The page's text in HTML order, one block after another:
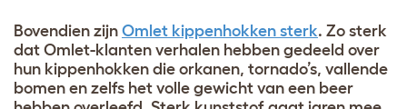
Bovendien zijn Omlet kippenhokken sterk. Zo sterk
dat Omlet-klanten verhalen hebben gedeeld over
hun kippenhokken die orkanen, tornado’s, vallende
bomen en zelfs het volle gewicht van een beer